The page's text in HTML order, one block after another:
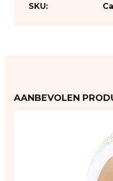
SKU:
AANBEVOLEN